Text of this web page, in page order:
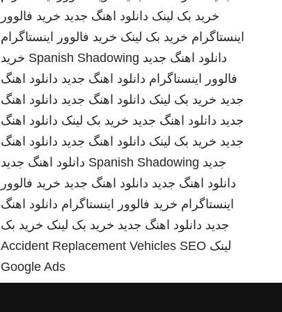
خرید بک لینک دانلود اهنگ جدید خرید فالوور
اینستاگرام خرید بک لینک خرید فالوور اینستاگرام
دانلود اهنگ جدید Spanish Shadowing خرید
فالوور اینستاگرام دانلود اهنگ جدید دانلود اهنگ
جدید خرید بک لینک دانلود اهنگ جدید دانلود اهنگ
جدید دانلود اهنگ جدید خرید بک لینک دانلود اهنگ
جدید خرید بک لینک دانلود اهنگ جدید دانلود اهنگ
جدید Spanish Shadowing دانلود اهنگ جدید
دانلود اهنگ جدید دانلود اهنگ جدید خرید فالوور
اینستاگرام خرید فالوور اینستاگرام دانلود اهنگ
جدید دانلود اهنگ جدید خرید بک لینک خرید بک
لینک
Accident Replacement Vehicles SEO
Google Ads